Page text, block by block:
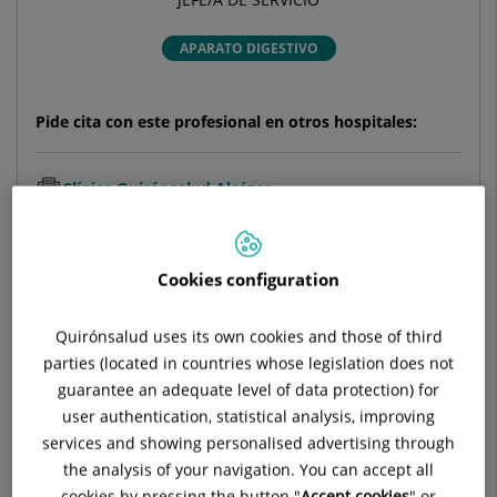
APARATO DIGESTIVO
Pide cita con este profesional en otros hospitales:
Clínica Quirónsalud Alcázar
13600 Alcázar de San Juan Ciudad Real
Pedro González Carroes un eminente especialista en
Aparato Digestivo, actualmente ejerciendo como Jefe de
Servicio en laClínica Quirónsalud Alcázar desde octubre de
Cookies configuration
Quirónsalud uses its own cookies and those of third
parties (located in countries whose legislation does not
guarantee an adequate level of data protection) for
user authentication, statistical analysis, improving
services and showing personalised advertising through
the analysis of your navigation. You can accept all